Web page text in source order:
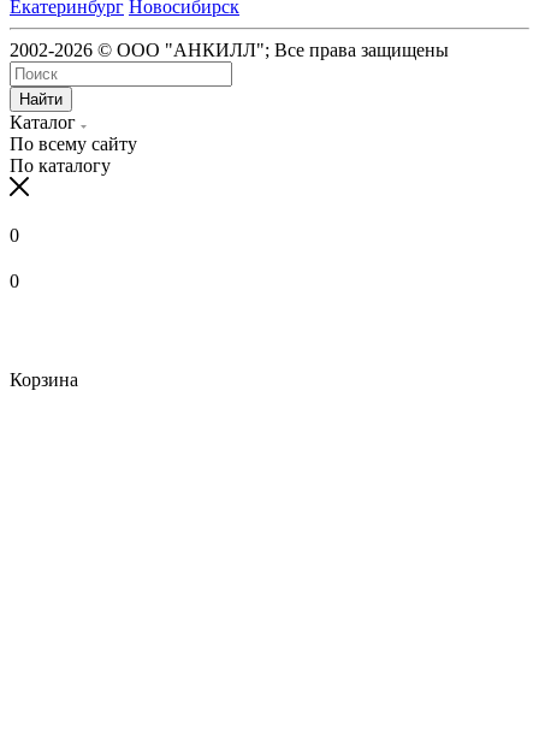
Екатеринбург Новосибирск
2002-2026 © ООО "АНКИЛЛ"; Все права защищены
Найти
Каталог
По всему сайту
По каталогу
0
0
Корзина